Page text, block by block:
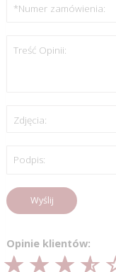
*Numer zamówienia:
Treść Opinii:
Zdjęcia:
Podpis:
Wyślij
Opinie klientów: